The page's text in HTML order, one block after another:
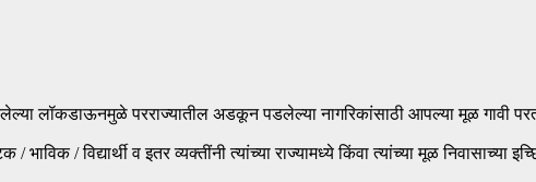
केलेल्या लॉकडाऊनमुळे परराज्यातील अडकून पडलेल्या नागरिकांसाठी आपल्या मूळ गावी
/ भाविक / विद्यार्थी व इतर व्यक्तींनी त्यांच्या राज्यामध्ये किंवा त्यांच्या मूळ